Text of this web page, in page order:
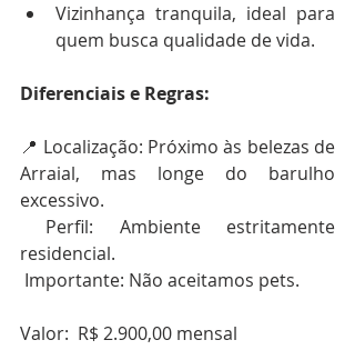
Vizinhança tranquila, ideal para
quem busca qualidade de vida.
Diferenciais e Regras:
📍 Localização: Próximo às belezas de
Arraial, mas longe do barulho
excessivo.
Perfil: Ambiente estritamente
residencial.
Importante: Não aceitamos pets.
Valor:  R$ 2.900,00 mensal